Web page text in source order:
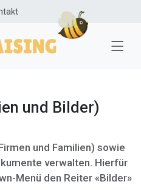
und Bilder)
und Familien) sowie
verwalten. Hierfür
Menü den Reiter «Bilder»